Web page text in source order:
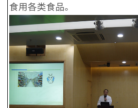
食用各类食品。